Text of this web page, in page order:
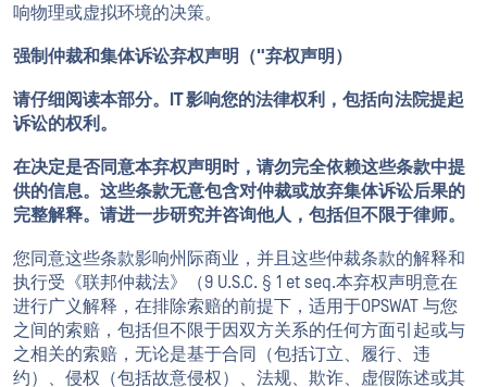
响物理或虚拟环境的决策。
强制仲裁和集体诉讼弃权声明（"弃权声明）
请仔细阅读本部分。IT 影响您的法律权利，包括向法院提起
诉讼的权利。
在决定是否同意本弃权声明时，请勿完全依赖这些条款中提
供的信息。这些条款无意包含对仲裁或放弃集体诉讼后果的
完整解释。请进一步研究并咨询他人，包括但不限于律师。
您同意这些条款影响州际商业，并且这些仲裁条款的解释和
执行受《联邦仲裁法》（9 U.S.C. § 1 et seq.本弃权声明意在
进行广义解释，在排除索赔的前提下，适用于OPSWAT 与您
之间的索赔，包括但不限于因双方关系的任何方面引起或与
之相关的索赔，无论是基于合同（包括订立、履行、违
约）、侵权（包括故意侵权）、法规、欺诈、虚假陈述或其